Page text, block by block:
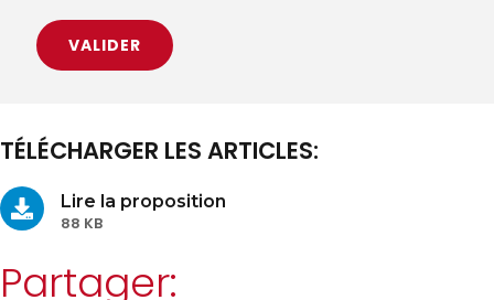
TÉLÉCHARGER LES ARTICLES:
Lire la proposition
88 KB
Partager: